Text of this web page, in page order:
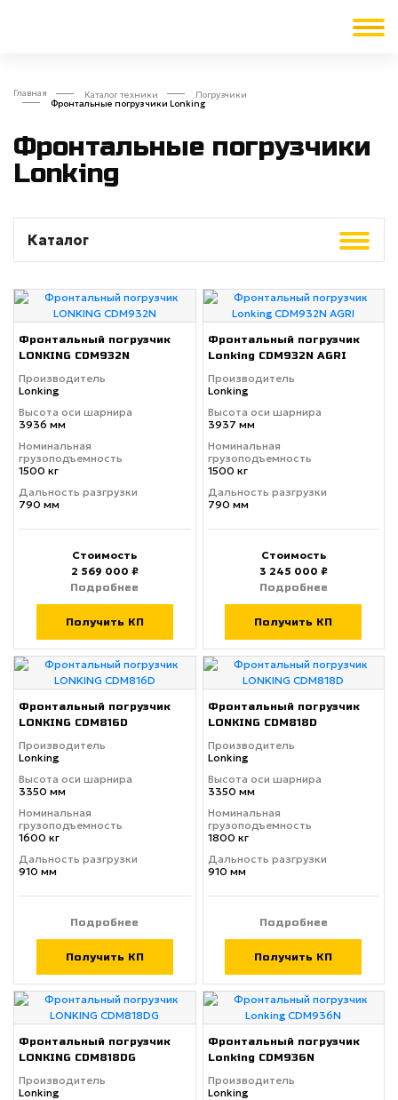
Главная Каталог техники Погрузчики
Фронтальные погрузчики Lonking
Фронтальные погрузчики
Lonking
Каталог
Фронтальный погрузчик
LONKING CDM932N
Производитель
Lonking
Высота оси шарнира
3936 мм
Номинальная
грузоподъемность
1500 кг
Дальность разгрузки
790 мм
Стоимость
2 569 000 ₽
Подробнее
Получить КП
Фронтальный погрузчик
Lonking CDM932N AGRI
Производитель
Lonking
Высота оси шарнира
3937 мм
Номинальная
грузоподъемность
1500 кг
Дальность разгрузки
790 мм
Стоимость
3 245 000 ₽
Подробнее
Получить КП
Фронтальный погрузчик
LONKING CDM816D
Производитель
Lonking
Высота оси шарнира
3350 мм
Номинальная
грузоподъемность
1600 кг
Дальность разгрузки
910 мм
Подробнее
Получить КП
Фронтальный погрузчик
LONKING CDM818D
Производитель
Lonking
Высота оси шарнира
3350 мм
Номинальная
грузоподъемность
1800 кг
Дальность разгрузки
910 мм
Подробнее
Получить КП
Фронтальный погрузчик
LONKING CDM818DG
Производитель
Lonking
Фронтальный погрузчик
Lonking CDM936N
Производитель
Lonking